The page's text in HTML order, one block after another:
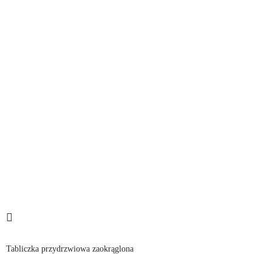
Tabliczka przydrzwiowa zaokrąglona